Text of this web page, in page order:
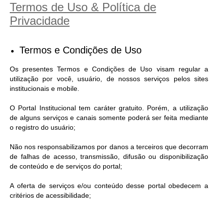
Cartas de Serviços
Transparência
Internet Gratuita
FAQ / Perguntas e Respostas Frequentes
Termos de Uso & Política de
Privacidade
Termos e Condições de Uso
Os presentes Termos e Condições de Uso visam regular a
utilização por você, usuário, de nossos serviços pelos sites
institucionais e mobile.
O Portal Institucional tem caráter gratuito. Porém, a utilização
de alguns serviços e canais somente poderá ser feita mediante
o registro do usuário;
Não nos responsabilizamos por danos a terceiros que decorram
de falhas de acesso, transmissão, difusão ou disponibilização
de conteúdo e de serviços do portal;
A oferta de serviços e/ou conteúdo desse portal obedecem a
critérios de acessibilidade;